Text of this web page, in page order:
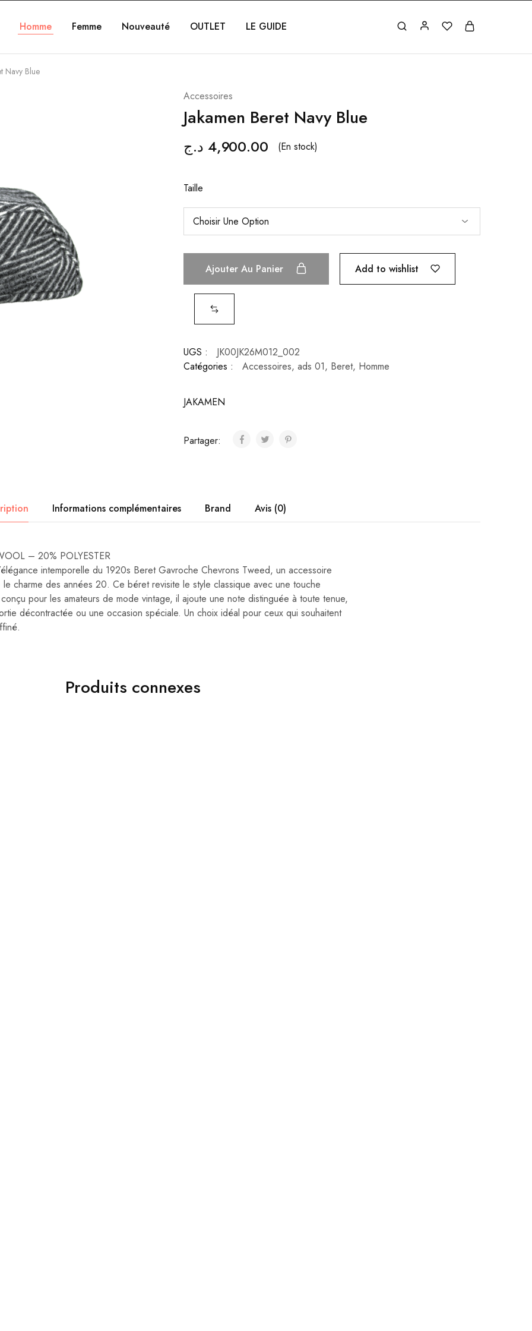
Homme Femme Nouveauté OUTLET LE GUIDE
Navy Blue
Accessoires
Jakamen Beret Navy Blue
4,900.00 د.ج (En stock)
Taille
Ajouter Au Panier Add to wishlist
UGS :
JK00JK26M012_002
Catégories :
Accessoires, ads 01, Beret, Homme
JAKAMEN
Partager:
Informations complémentaires Brand Avis (0)
– 20% POLYESTER
intemporelle du 1920s Beret Gavroche Chevrons Tweed, un accessoire
charme des années 20. Ce béret revisite le style classique avec une touche
pour les amateurs de mode vintage, il ajoute une note distinguée à toute tenue,
décontractée ou une occasion spéciale. Un choix idéal pour ceux qui souhaitent
Produits connexes